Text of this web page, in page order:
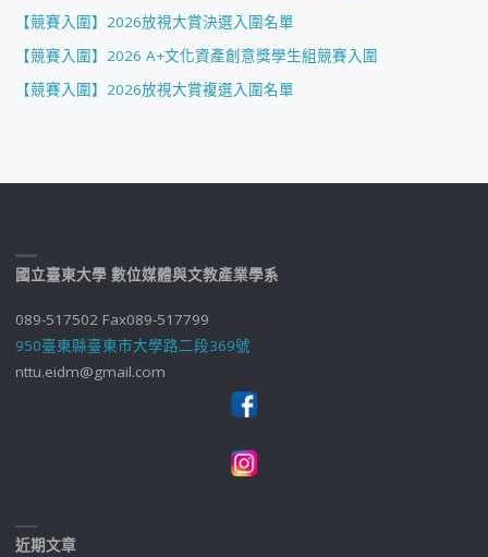
【競賽入圍】2026放視大賞決選入圍名單
【競賽入圍】2026 A+文化資產創意獎學生組競賽入圍
【競賽入圍】2026放視大賞複選入圍名單
國立臺東大學 數位媒體與文教產業學系
089-517502 Fax089-517799
950臺東縣臺東市大學路二段369號
nttu.eidm@gmail.com
近期文章